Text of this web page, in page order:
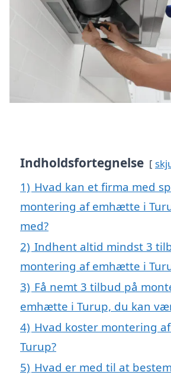
Indholdsfortegnelse
1) Hvad kan et firma med
montering af emhætte i
med?
2) Indhent altid mindst 3
montering af emhætte i
3) Få nemt 3 tilbud på
emhætte i Turup, du kan
4) Hvad koster montering
Turup?
5) Hvad er med til at